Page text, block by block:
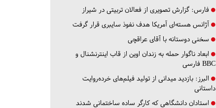
فارس: گزارش تصویری از فعالان تربیتی در شیراز
آژانس هسته‌ای آمریکا هدف نفوذ سایبری قرار گرفت
سخنی دوستانه با آقای عراقچی
ابعاد ناگوار حمله به زندان اوین از قاب اینترنشنال و
BBC فارسی
البرز: بازدید میدانی از تولید فیلم‌های خرده‌روایت
داستانی
استادان دانشگاهی که کارگر ساده ساختمانی شدند